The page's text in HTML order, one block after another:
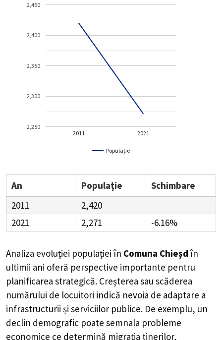
Populație
2011 2021
2,250
2,300
2,350
2,400
2,450
An Populație
Schimbare
2011
2,420
2021
2,271 -6.16%
Analiza evoluției populației în Comuna Chieșd în
ultimii ani oferă perspective importante pentru
planificarea strategică. Creșterea sau scăderea
numărului de locuitori indică nevoia de adaptare a
infrastructurii și serviciilor publice. De exemplu, un
declin demografic poate semnala probleme
economice ce determină migrația tinerilor,